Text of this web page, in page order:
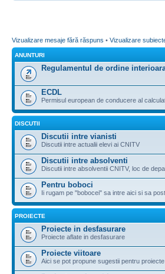
Vizualizare mesaje fără răspuns • Vizualizare
ANUNTURI
Regulamentul de ordine
ECDL
Permisul european de conducere al
DISCUTII
Discutii intre vianisti
Discutii intre actualii elevi ai CNITV
Discutii intre absolventi
Discutii intre absolventii CNITV, loc de
Pentru boboci
Ii rugam pe "bobocei" sa intre aici si sa
PROIECTE
Proiecte in desfasurare
Proiecte aflate in desfasurare
Proiecte viitoare
Aici se pot propune sugestii pentru